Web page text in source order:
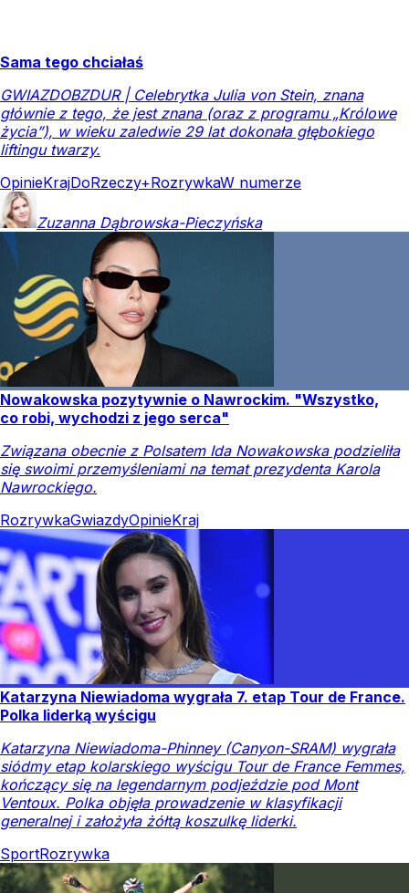
Sama tego chciałaś
GWIAZDOBZDUR | Celebrytka Julia von Stein, znana
głównie z tego, że jest znana (oraz z programu „Królowe
życia”), w wieku zaledwie 29 lat dokonała głębokiego
liftingu twarzy.
OpinieKrajDoRzeczy+RozrywkaW numerze
Zuzanna Dąbrowska-Pieczyńska
Nowakowska pozytywnie o Nawrockim. "Wszystko,
co robi, wychodzi z jego serca"
Związana obecnie z Polsatem Ida Nowakowska podzieliła
się swoimi przemyśleniami na temat prezydenta Karola
Nawrockiego.
RozrywkaGwiazdyOpinieKraj
Katarzyna Niewiadoma wygrała 7. etap Tour de France.
Polka liderką wyścigu
Katarzyna Niewiadoma-Phinney (Canyon-SRAM) wygrała
siódmy etap kolarskiego wyścigu Tour de France Femmes,
kończący się na legendarnym podjeździe pod Mont
Ventoux. Polka objęła prowadzenie w klasyfikacji
generalnej i założyła żółtą koszulkę liderki.
SportRozrywka